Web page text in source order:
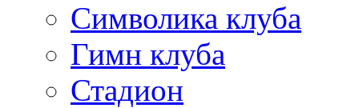
Символика клуба
Гимн клуба
Стадион